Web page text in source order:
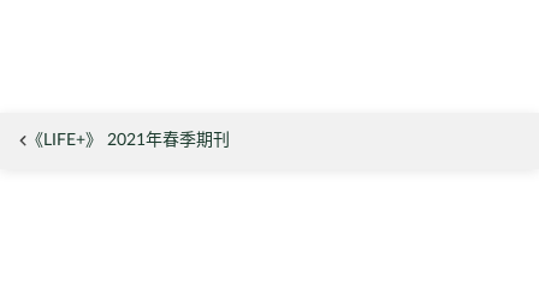
《LIFE+》 2021年春季期刊